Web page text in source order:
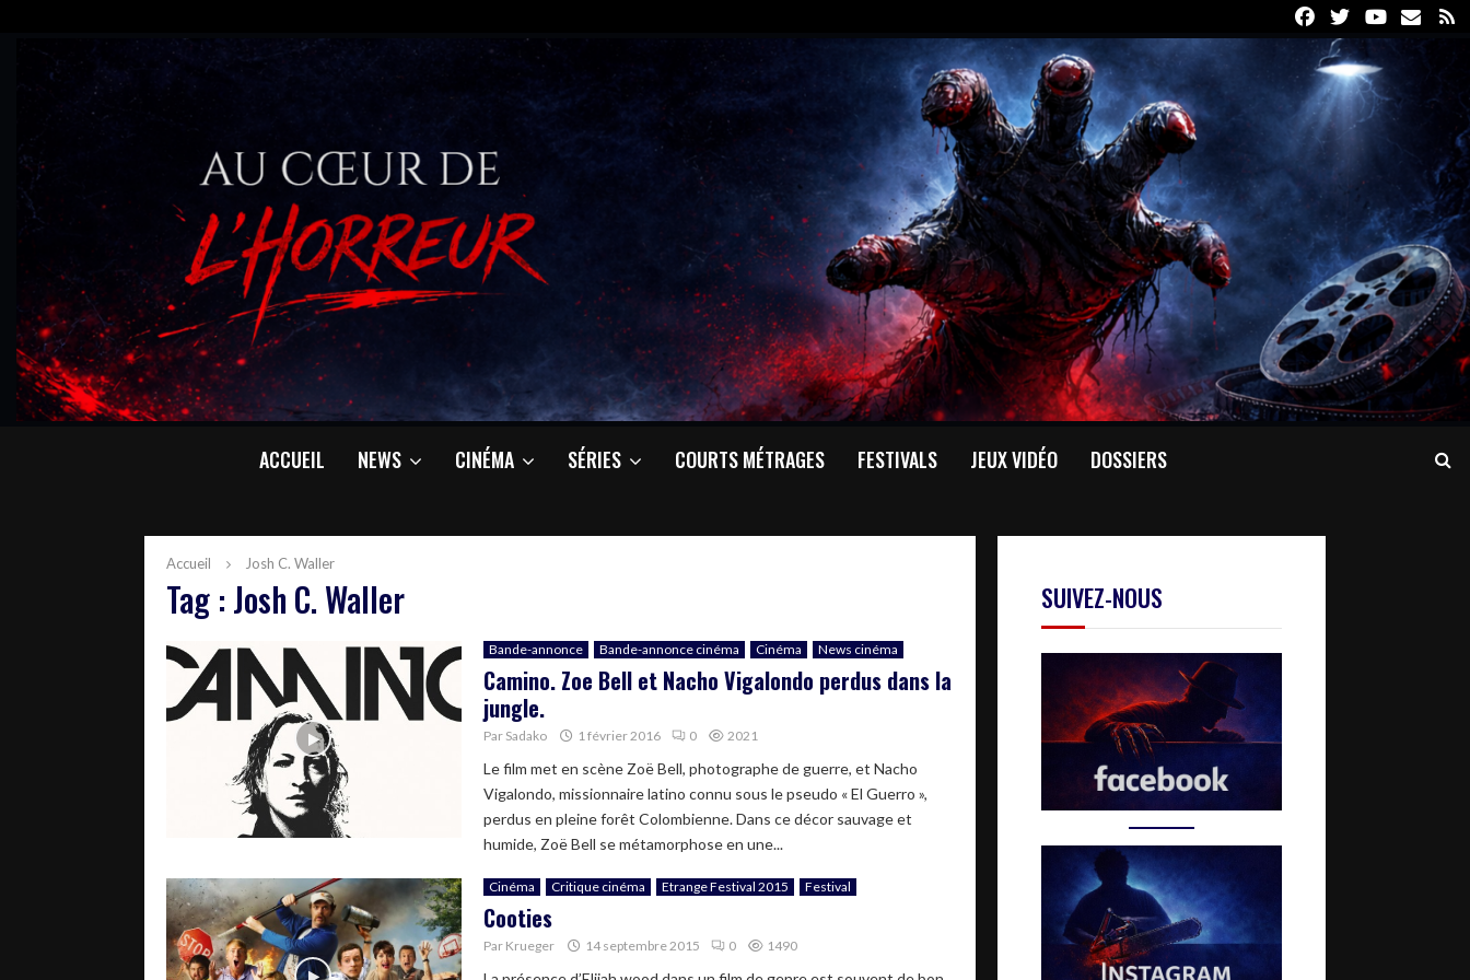
FacebookTwitterYoutube
Email
ACCUEIL NEWS CINÉMA SÉRIES COURTS MÉTRAGES FESTIVALS JEUX VIDÉO DOSSIERS
Accueil Josh C. Waller
Tag : Josh C. Waller
Bande-annonce Bande-annonce cinéma Cinéma News cinéma
Camino. Zoe Bell et Nacho Vigalondo perdus dans la
jungle.
Par Sadako 1 février 2016 0 2021
Le film met en scène Zoë Bell, photographe de guerre, et Nacho
Vigalondo, missionnaire latino connu sous le pseudo « El Guerro »,
perdus en pleine forêt Colombienne. Dans ce décor sauvage et
humide, Zoë Bell se métamorphose en une...
Cinéma Critique cinéma Etrange Festival 2015 Festival
Cooties
Par Krueger 14 septembre 2015 0 1490
SUIVEZ-NOUS